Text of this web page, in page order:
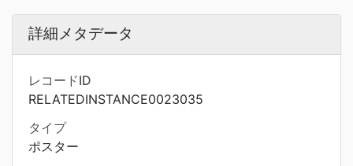
詳細メタデータ
レコードID
RELATEDINSTANCE0023035
タイプ
ポスター